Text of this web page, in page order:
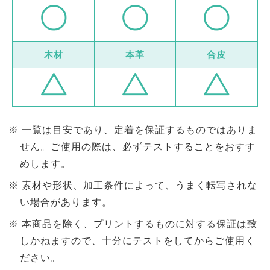
木材 本革 合皮
一覧は目安であり、定着を保証するものではありま
せん。ご使用の際は、必ずテストすることをおすす
めします。
素材や形状、加工条件によって、うまく転写されな
い場合があります。
本商品を除く、プリントするものに対する保証は致
しかねますので、十分にテストをしてからご使用く
ださい。